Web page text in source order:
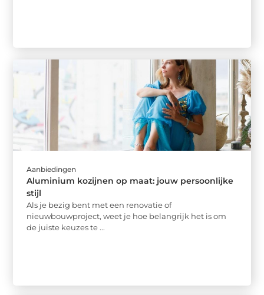
Aanbiedingen
Aluminium kozijnen op maat: jouw persoonlijke
stijl
Als je bezig bent met een renovatie of
nieuwbouwproject, weet je hoe belangrijk het is om
de juiste keuzes te ...